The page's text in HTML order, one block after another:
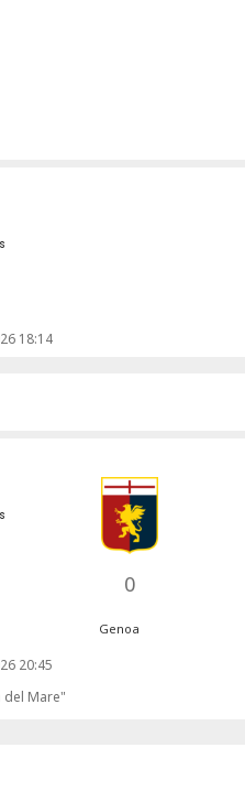
18:14
0
Genoa
20:45
del Mare"